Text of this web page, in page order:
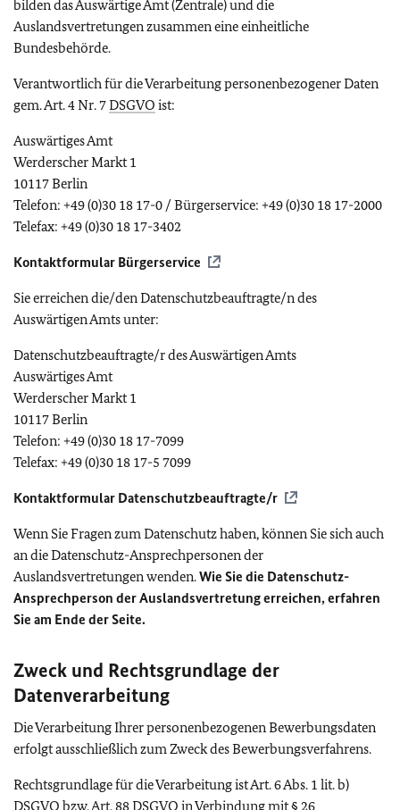
bilden das Auswärtige Amt (Zentrale) und die
Auslandsvertretungen zusammen eine einheitliche
Bundesbehörde.
Verantwortlich für die Verarbeitung personenbezogener Daten
gem. Art. 4 Nr. 7DSGVO ist:
Auswärtiges Amt
Werderscher Markt 1
10117 Berlin
Telefon: +49 (0)30 18 17-0 / Bürgerservice: +49 (0)30 18 17-2000
Telefax: +49 (0)30 18 17-3402
Kontaktformular Bürgerservice
Sie erreichen die/den Datenschutzbeauftragte/n des
Auswärtigen Amts unter:
Datenschutzbeauftragte/r des Auswärtigen Amts
Auswärtiges Amt
Werderscher Markt 1
10117 Berlin
Telefon: +49 (0)30 18 17-7099
Telefax: +49 (0)30 18 17-5 7099
Kontaktformular Datenschutzbeauftragte/r
Wenn Sie Fragen zum Datenschutz haben, können Sie sich auch
an die Datenschutz-Ansprechpersonen der
Auslandsvertretungen wenden.Wie Sie die Datenschutz-
Ansprechperson der Auslandsvertretung erreichen, erfahren
Sie am Ende der Seite.
Zweck und Rechtsgrundlage der
Datenverarbeitung
Die Verarbeitung Ihrer personenbezogenen Bewerbungsdaten
erfolgt ausschließlich zum Zweck des Bewerbungsverfahrens.
Rechtsgrundlage für die Verarbeitung ist Art. 6 Abs. 1 lit. b)
DSGVO bzw. Art. 88DSGVO in Verbindung mit § 26